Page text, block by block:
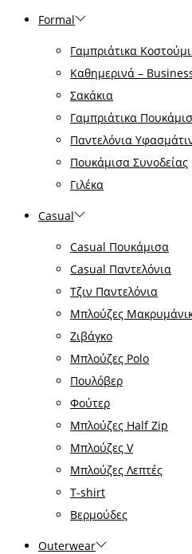
Formal
Γαμπριάτικα
Καθημερινά –
Σακάκια
Γαμπριάτικα
Παντελόνια
Πουκάμισα Συνοδείας
Γιλέκα
Casual
Casual Πουκάμισα
Casual Παντελόνια
Τζιν Παντελόνια
Μπλούζες
Ζιβάγκο
Μπλούζες Polo
Πουλόβερ
Φούτερ
Μπλούζες Half Zip
Μπλούζες V
Μπλούζες Λεπτές
T-shirt
Βερμούδες
Outerwear